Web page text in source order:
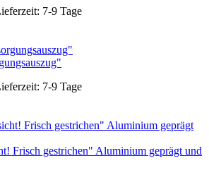
7-9 Tage
7-9 Tage
Frisch gestrichen" Aluminium geprägt und